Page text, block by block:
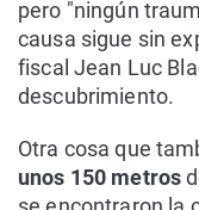
pero "ningún
causa sigue sin
fiscal Jean Luc
descubrimiento.
Otra cosa que
unos 150 metros